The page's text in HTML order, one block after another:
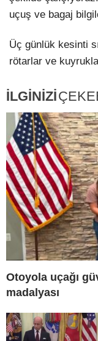
uçuş ve bagaj
Üç günlük kesinti
rötarlar ve
İLGİNİZİ
Otoyola uçağı
madalyası